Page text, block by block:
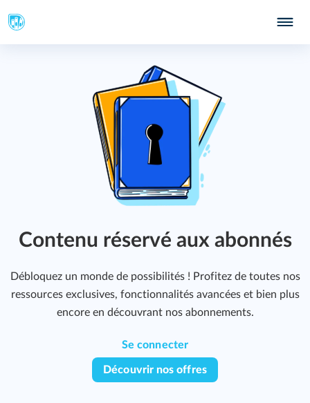
Contenu réservé aux abonnés
Débloquez un monde de possibilités ! Profitez de toutes nos
ressources exclusives, fonctionnalités avancées et bien plus
encore en découvrant nos abonnements.
Se connecter
Découvrir nos offres